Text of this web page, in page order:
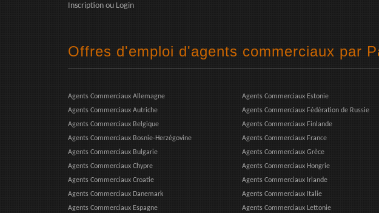
Inscription ou Login
Offres d'emploi d'agents commerciaux par
Agents Commerciaux Allemagne
Agents Commerciaux Autriche
Agents Commerciaux Belgique
Agents Commerciaux Bosnie-Herzégovine
Agents Commerciaux Bulgarie
Agents Commerciaux Chypre
Agents Commerciaux Croatie
Agents Commerciaux Danemark
Agents Commerciaux Espagne
Agents Commerciaux Estonie
Agents Commerciaux Fédération de Russie
Agents Commerciaux Finlande
Agents Commerciaux France
Agents Commerciaux Grèce
Agents Commerciaux Hongrie
Agents Commerciaux Irlande
Agents Commerciaux Italie
Agents Commerciaux Lettonie